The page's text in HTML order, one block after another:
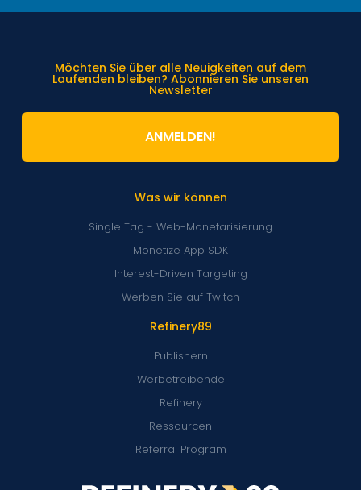
Refinery89
Publishern
Werbetreibende
Refinery
Ressourcen
Referral Program
Was wir können
Single Tag - Web-Monetarisierung
Monetize App SDK
Interest-Driven Targeting
Werben Sie auf Twitch
Möchten Sie über alle Neuigkeiten auf dem
Laufenden bleiben? Abonnieren Sie unseren
Newsletter
ANMELDEN!